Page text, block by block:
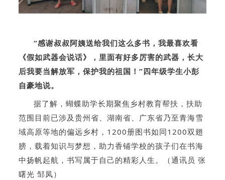
“感谢叔叔阿姨送给我们这么多书，我最喜欢看
《假如武器会说话》，里面有好多厉害的武器，长大
后我要当解放军，保护我的祖国！”四年级学生小彭
自豪地说。
据了解，蝴蝶助学长期聚焦乡村教育帮扶，扶助
范围目前已涉及贵州省、湖南省、广东省乃至青海雪
域高原等地的偏远乡村，1200册图书如同1200双翅
膀，载着知识与梦想，助力香铺学校的孩子们在书海
中扬帆起航，书写属于自己的精彩人生。（通讯员 张
曙光 邹凤）